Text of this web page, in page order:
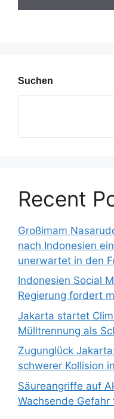
s
Suchen
Recent
Großimam
nach Indonesien
unerwartet in den
Indonesien Social
Regierung fordert
Jakarta startet
Mülltrennung als
Zugunglück
schwerer Kollision
Säureangriffe auf
Wachsende